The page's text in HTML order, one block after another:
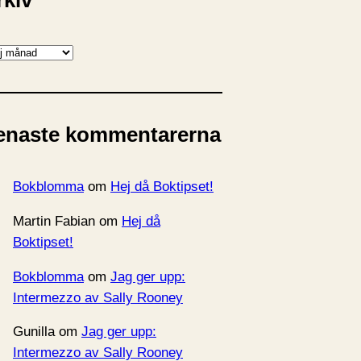
kommentarerna
Bokblommaom Hej då Boktipset!
Martin Fabian om Hej då
Boktipset!
Bokblomma om Jag ger upp:
Intermezzo av Sally Rooney
Gunillaom Jag ger upp:
Intermezzo av Sally Rooney